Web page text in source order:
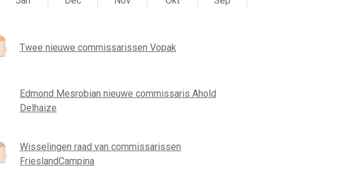
Twee nieuwe commissarissen Vopak
Edmond Mesrobian nieuwe commissaris Ahold
Delhaize
Wisselingen raad van commissarissen
FrieslandCampina